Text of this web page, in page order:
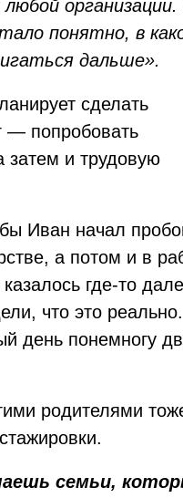
понятно, в
дальше».
сделать
попробовать
затем и трудовую
Иван начал
а потом и в
где-то
что это реально.
день понемногу
родителями
семьи,